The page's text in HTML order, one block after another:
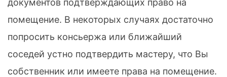
документов подтверждающих право на
помещение. В некоторых случаях достаточно
попросить консьержа или ближайший
соседей устно подтвердить мастеру, что Вы
собственник или имеете права на помещение.